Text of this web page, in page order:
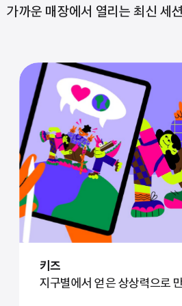
가까운 매장에서 열리는 최신 세
키즈
지구별에서 얻은 상상력으로